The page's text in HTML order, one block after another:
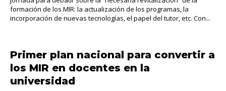
formación de los MIR: la actualización de los programas, la
incorporación de nuevas tecnologías, el papel del tutor, etc. Con...
Primer plan nacional para convertir a
los MIR en docentes en la
universidad